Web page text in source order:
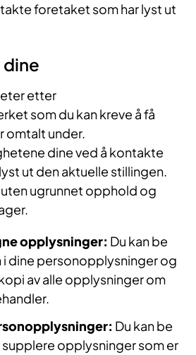
foretaket som har lyst ut
etter
som du kan kreve å få
omtalt under.
dine ved å kontakte
ut den aktuelle stillingen.
uten ugrunnet opphold og
opplysninger: Du kan be
i dine personopplysninger og
av alle opplysninger om
Du kan be
opplysninger som er